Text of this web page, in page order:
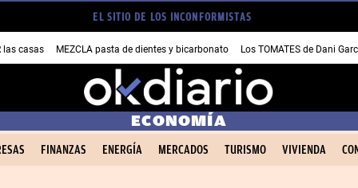
EL SITIO DE LOS INCONFORMISTAS
las casas MEZCLA pasta de dientes y bicarbonato Los TOMATES de Dani
ECONOMÍA
FINANZAS ENERGÍA MERCADOS TURISMO VIVIENDA